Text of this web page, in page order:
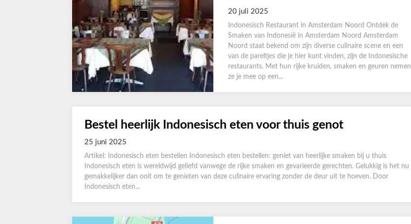
20 juli 2025
Indonesisch Restaurant in Amsterdam Noord Ontdek de
Smaken van Indonesië in Amsterdam Noord Amsterdam
Noord staat bekend om zijn diverse culinaire scene en een
van de pareltjes die je hier kunt vinden, zijn de Indonesische
restaurants. Met hun rijke kruiden, smaken en geuren nemen
ze je mee op een...
Bestel heerlijk Indonesisch eten voor thuis genot
25 juni 2025
Artikel: Indonesisch eten bestellen Indonesisch eten bestellen: geniet van heerlijke smaken bij u thuis
Indonesisch eten is wereldwijd geliefd vanwege de rijke smaken en gevarieerde gerechten. Gelukkig is het nu
gemakkelijker dan ooit om te genieten van deze culinaire ervaring zonder de deur uit te hoeven. Door
Indonesisch eten...